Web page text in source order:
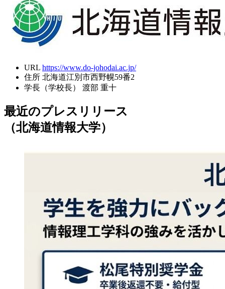
URL https://www.do-johodai.ac.jp/
住所 北海道江別市西野幌59番2
学長（学校長）
渡部 重十
最近のプレスリリース
（北海道情報大学）